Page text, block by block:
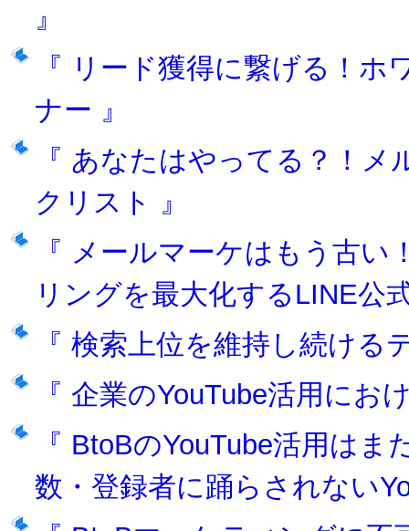
』
『 リード獲得に繋げる！
ナー 』
『 あなたはやってる？！
クリスト 』
『 メールマーケはもう古
リングを最大化するLINE公
『 検索上位を維持し続け
『 企業のYouTube活用にお
『 BtoBのYouTube活用は
数・登録者に踊らされない